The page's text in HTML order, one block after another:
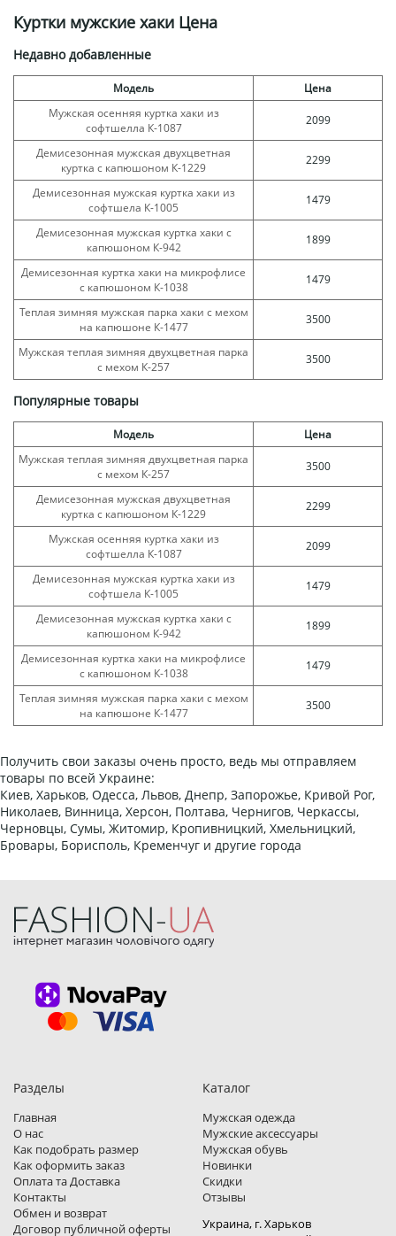
Куртки мужские хаки Цена
Недавно добавленные
Модель
Цена
Мужская осенняя куртка хаки из
софтшелла К-1087
2099
Демисезонная мужская двухцветная
куртка с капюшоном К-1229
2299
Демисезонная мужская куртка хаки из
софтшела К-1005
1479
Демисезонная мужская куртка хаки с
капюшоном К-942
1899
Демисезонная куртка хаки на микрофлисе
с капюшоном К-1038
1479
Теплая зимняя мужская парка хаки с мехом
на капюшоне К-1477
3500
Мужская теплая зимняя двухцветная парка
с мехом К-257
3500
Популярные товары
Модель
Цена
Мужская теплая зимняя двухцветная парка
с мехом К-257
3500
Демисезонная мужская двухцветная
куртка с капюшоном К-1229
2299
Мужская осенняя куртка хаки из
софтшелла К-1087
2099
Демисезонная мужская куртка хаки из
софтшела К-1005
1479
Демисезонная мужская куртка хаки с
капюшоном К-942
1899
Демисезонная куртка хаки на микрофлисе
с капюшоном К-1038
1479
Теплая зимняя мужская парка хаки с мехом
на капюшоне К-1477
3500
Получить свои заказы очень просто, ведь мы отправляем
товары по всей Украине:
Киев, Харьков, Одесса, Львов, Днепр, Запорожье, Кривой Рог,
Николаев, Винница, Херсон, Полтава, Чернигов, Черкассы,
Черновцы, Сумы, Житомир, Кропивницкий, Хмельницкий,
Бровары, Борисполь, Кременчуг и другие города
Разделы
Главная
О нас
Как подобрать размер
Как оформить заказ
Оплата та Доставка
Контакты
Обмен и возврат
Договор публичной оферты
Каталог
Мужская одежда
Мужские аксессуары
Мужская обувь
Новинки
Скидки
Отзывы
Украина, г. Харьков